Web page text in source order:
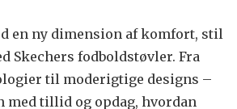
en ny dimension af komfort, stil
Skechers fodboldstøvler. Fra
til moderigtige designs –
med tillid og opdag, hvordan